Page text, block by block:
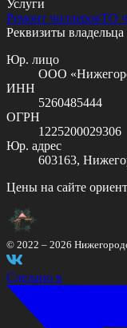
Услуги
Ремонт чиллеровТО
Реквизиты владельца
Юр. лицо
ООО
ИНН
5260485444
ОГРН
1225200029306
Юр. адрес
603163,
Цены на сайте
© 2022 – 2026
Сделано в